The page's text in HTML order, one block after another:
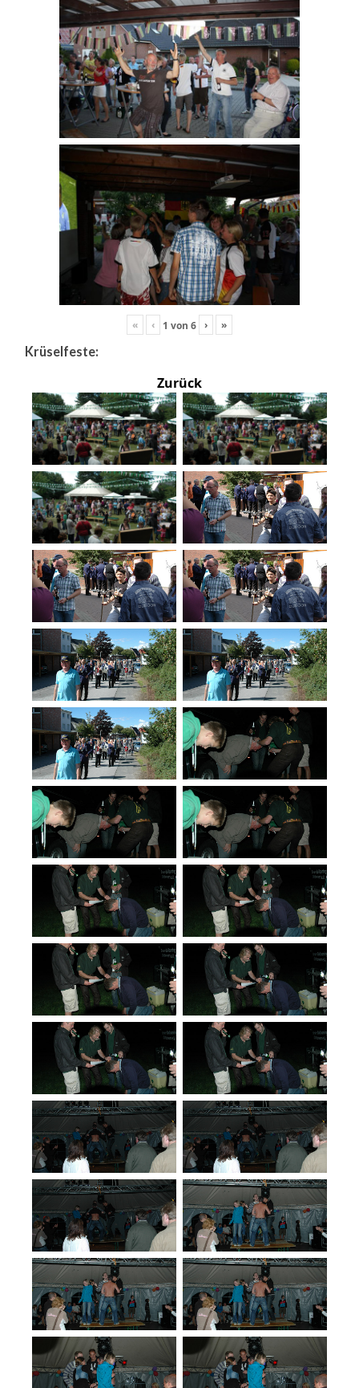
« ‹ 1 von 6 › »
Krüselfeste:
Zurück